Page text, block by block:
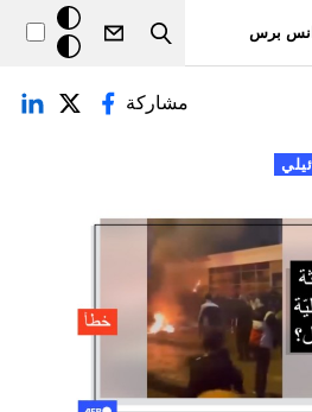
برس
Search
خلفيّة
داكنة
مشاركة